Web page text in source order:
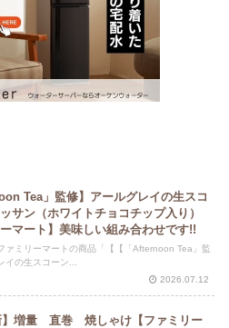
Tea」監修】アールグレイの生スコ
サン（ホワイトチョコチップ入り）
ーマート】美味しい組み合わせです!!
ァミリーマートの商品「【【「Afternoon Tea」監
イの生スコーン...
2026.07.12
】増量 直巻 焼しゃけ【ファミリー